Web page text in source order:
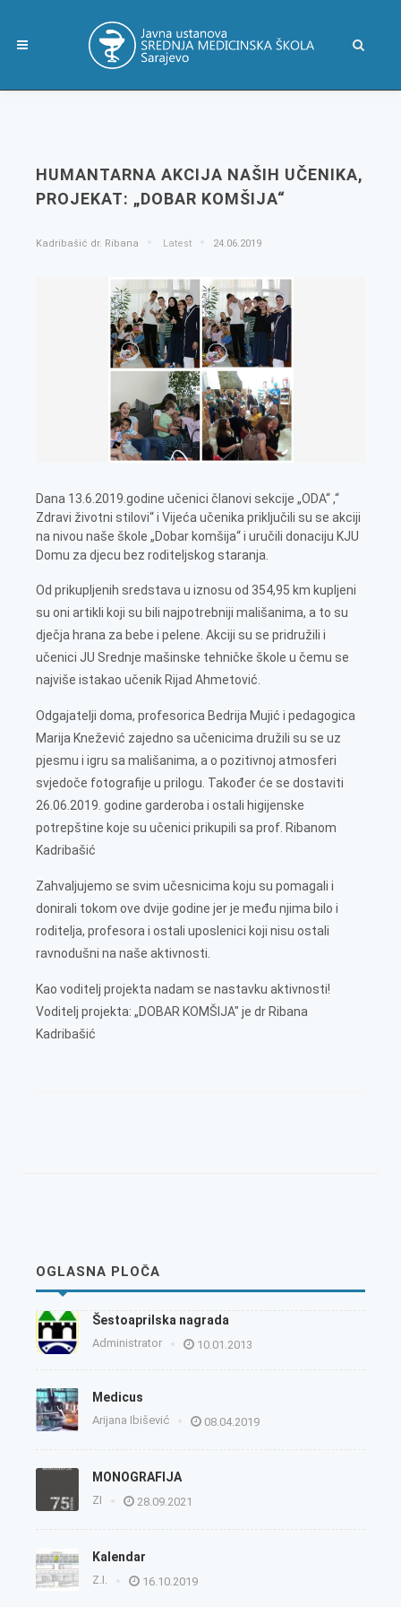
HUMANTARNA AKCIJA NAŠIH UČENIKA,
PROJEKAT: „DOBAR KOMŠIJA“
Kadribašić dr. Ribana Latest 24.06.2019
Dana 13.6.2019.godine učenici članovi sekcije „ODA“ ,“
Zdravi životni stilovi“ i Vijeća učenika priključili su se akciji
na nivou naše škole „Dobar komšija“ i uručili donaciju KJU
Domu za djecu bez roditeljskog staranja.
Od prikupljenih sredstava u iznosu od 354,95 km kupljeni
su oni artikli koji su bili najpotrebniji mališanima, a to su
dječja hrana za bebe i pelene. Akciji su se pridružili i
učenici JU Srednje mašinske tehničke škole u čemu se
najviše istakao učenik Rijad Ahmetović.
Odgajatelji doma, profesorica Bedrija Mujić i pedagogica
Marija Knežević zajedno sa učenicima družili su se uz
pjesmu i igru sa mališanima, a o pozitivnoj atmosferi
svjedoče fotografije u prilogu. Također će se dostaviti
26.06.2019. godine garderoba i ostali higijenske
potrepštine koje su učenici prikupili sa prof. Ribanom
Kadribašić
Zahvaljujemo se svim učesnicima koju su pomagali i
donirali tokom ove dvije godine jer je među njima bilo i
roditelja, profesora i ostali uposlenici koji nisu ostali
ravnodušni na naše aktivnosti.
Kao voditelj projekta nadam se nastavku aktivnosti!
Voditelj projekta: „DOBAR KOMŠIJA" je dr Ribana
Kadribašić
OGLASNA PLOČA
Šestoaprilska nagrada
Administrator 10.01.2013
Medicus
Arijana Ibišević 08.04.2019
MONOGRAFIJA
ZI 28.09.2021
Kalendar
Z.I. 16.10.2019